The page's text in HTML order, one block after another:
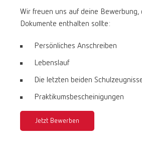
Wir freuen uns auf deine Bewerbung,
Dokumente enthalten sollte:
Persönliches Anschreiben
Lebenslauf
Die letzten beiden
Praktikumsbescheinigungen
Jetzt Bewerben